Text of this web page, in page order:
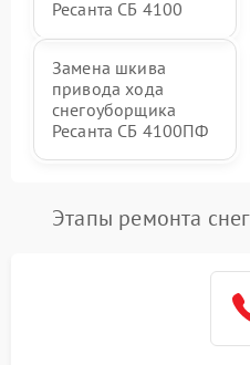
Ресанта СБ 4100
Замена шкива
привода хода
снегоуборщика
Ресанта СБ 4100ПФ
Этапы ремонта